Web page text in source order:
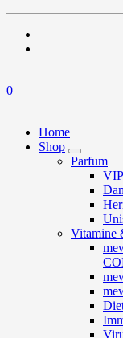
0
Home
Shop
Parfum
Vitamine